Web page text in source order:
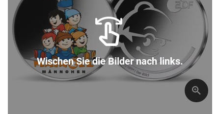
Wischen Sie die Bilder nach links.